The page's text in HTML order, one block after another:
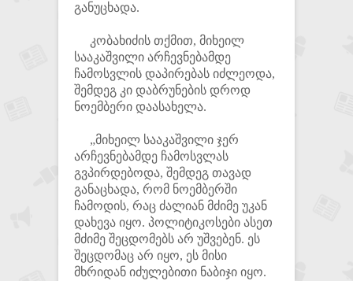
განუცხადა.
კობახიძის თქმით, მიხეილ
სააკაშვილი არჩევნებამდე
ჩამოსვლის დაპირებას იძლეოდა,
შემდეგ კი დაბრუნების დროდ
ნოემბერი დაასახელა.
„მიხეილ სააკაშვილი ჯერ
არჩევნებამდე ჩამოსვლას
გვპირდებოდა, შემდეგ თავად
განაცხადა, რომ ნოემბერში
ჩამოდის, რაც ძალიან მძიმე უკან
დახევა იყო. პოლიტიკოსები ასეთ
მძიმე შეცდომებს არ უშვებენ. ეს
შეცდომაც არ იყო, ეს მისი
მხრიდან იძულებითი ნაბიჯი იყო.